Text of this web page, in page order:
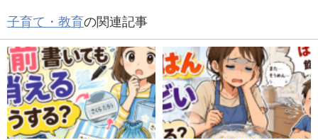
子育て・教育の関連記事